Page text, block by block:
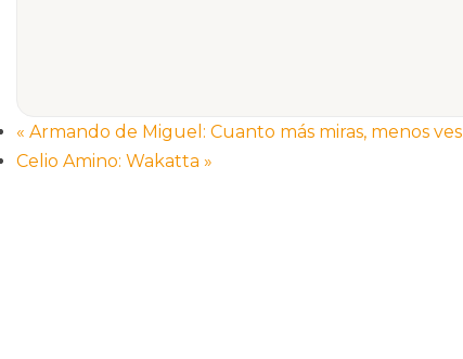
« Armando de Miguel: Cuanto más miras, menos ves
Celio Amino: Wakatta »